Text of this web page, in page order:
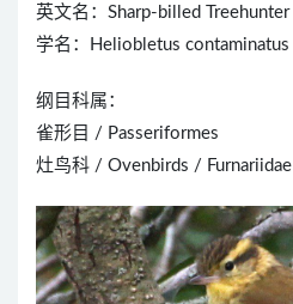
英文名：Sharp-billed Treehunter
学名：Heliobletus contaminatus
纲目科属：
雀形目 / Passeriformes
灶鸟科 / Ovenbirds / Furnariidae